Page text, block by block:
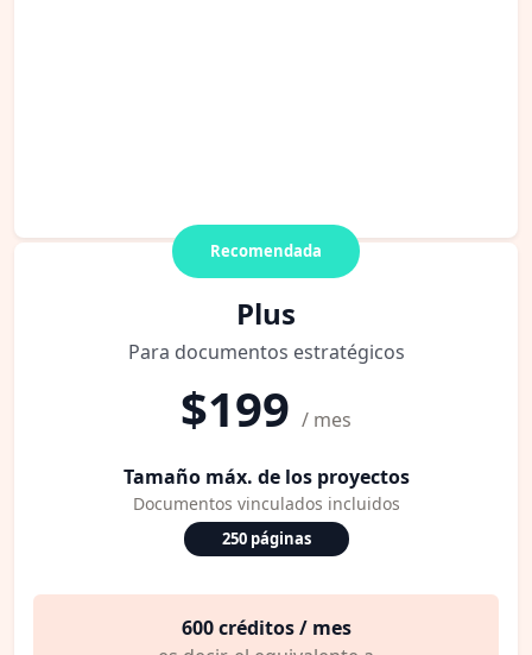
Recomendada
Plus
Para documentos estratégicos
$199 / mes
Tamaño máx. de los proyectos
Documentos vinculados incluidos
250 páginas
600 créditos / mes